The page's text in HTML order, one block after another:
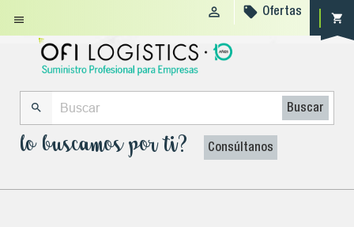
 shopping_cart
  Ofertas
 Buscar
lo buscamos por ti? Consúltanos